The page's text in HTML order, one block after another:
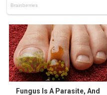
Fungus Is A Parasite, And